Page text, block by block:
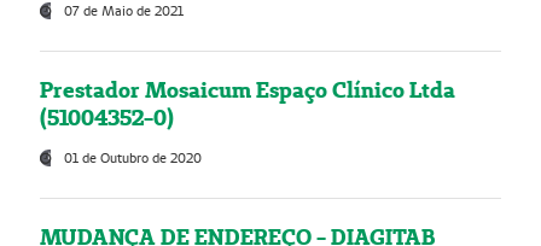
07 de Maio de 2021
Prestador Mosaicum Espaço Clínico Ltda
(51004352-0)
01 de Outubro de 2020
MUDANÇA DE ENDEREÇO - DIAGITAB